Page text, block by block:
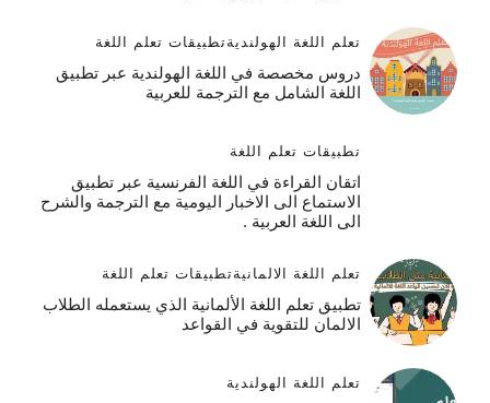
تعلم اللغة الهولنديةتطبيقات تعلم اللغة
دروس مخصصة في اللغة الهولندية عبر تطبيق
اللغة الشامل مع الترجمة للعربية
تطبيقات تعلم اللغة
اتقان القراءة في اللغة الفرنسية عبر تطبيق
الاستماع الى الاخبار اليومية مع الترجمة والشرح
الى اللغة العربية .
تعلم اللغة الالمانيةتطبيقات تعلم اللغة
تطبيق تعلم اللغة الألمانية الذي يستعمله الطلاب
الالمان للتقوية في القواعد
تعلم اللغة الهولندية